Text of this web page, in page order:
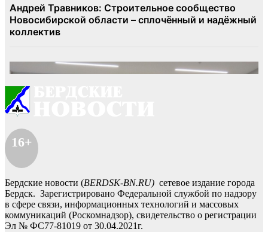
16+
Бердские новости (BERDSK-BN.RU) сетевое издание города
Бердск. Зарегистрировано Федеральной службой по надзору
в сфере связи, информационных технологий и массовых
коммуникаций (Роскомнадзор), свидетельство о регистрации
Эл № ФС77-81019 от 30.04.2021г.